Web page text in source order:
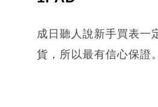
成日聽人說新手買表
貨，所以最有信心保證。